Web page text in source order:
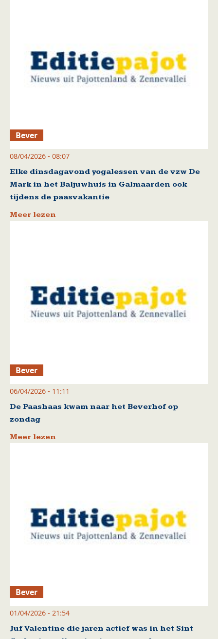
Bever
08/04/2026 - 08:07
Elke dinsdagavond yogalessen van de vzw De
Mark in het Baljuwhuis in Galmaarden ook
tijdens de paasvakantie
Meer lezen
Bever
06/04/2026 - 11:11
De Paashaas kwam naar het Beverhof op
zondag
Meer lezen
Bever
01/04/2026 - 21:54
Juf Valentine die jaren actief was in het Sint